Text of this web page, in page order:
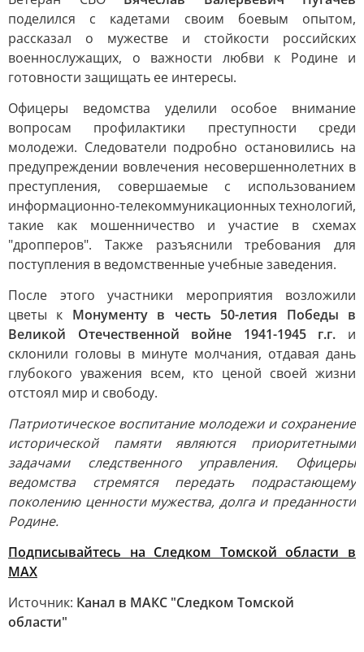
поделился с кадетами своим боевым опытом,
рассказал о мужестве и стойкости российских
военнослужащих, о важности любви к Родине и
готовности защищать ее интересы.
Офицеры ведомства уделили особое внимание
вопросам профилактики преступности среди
молодежи. Следователи подробно остановились на
предупреждении вовлечения несовершеннолетних в
преступления, совершаемые с использованием
информационно-телекоммуникационных технологий,
такие как мошенничество и участие в схемах
"дропперов". Также разъяснили требования для
поступления в ведомственные учебные заведения.
После этого участники мероприятия возложили
цветы к Монументу в честь 50-летия Победы в
Великой Отечественной войне 1941-1945 г.г. и
склонили головы в минуте молчания, отдавая дань
глубокого уважения всем, кто ценой своей жизни
отстоял мир и свободу.
Патриотическое воспитание молодежи и сохранение
исторической памяти являются приоритетными
задачами следственного управления. Офицеры
ведомства стремятся передать подрастающему
поколению ценности мужества, долга и преданности
Родине.
Подписывайтесь на Следком Томской области в
МАХ
Источник: Канал в МАКС "Следком Томской
области"